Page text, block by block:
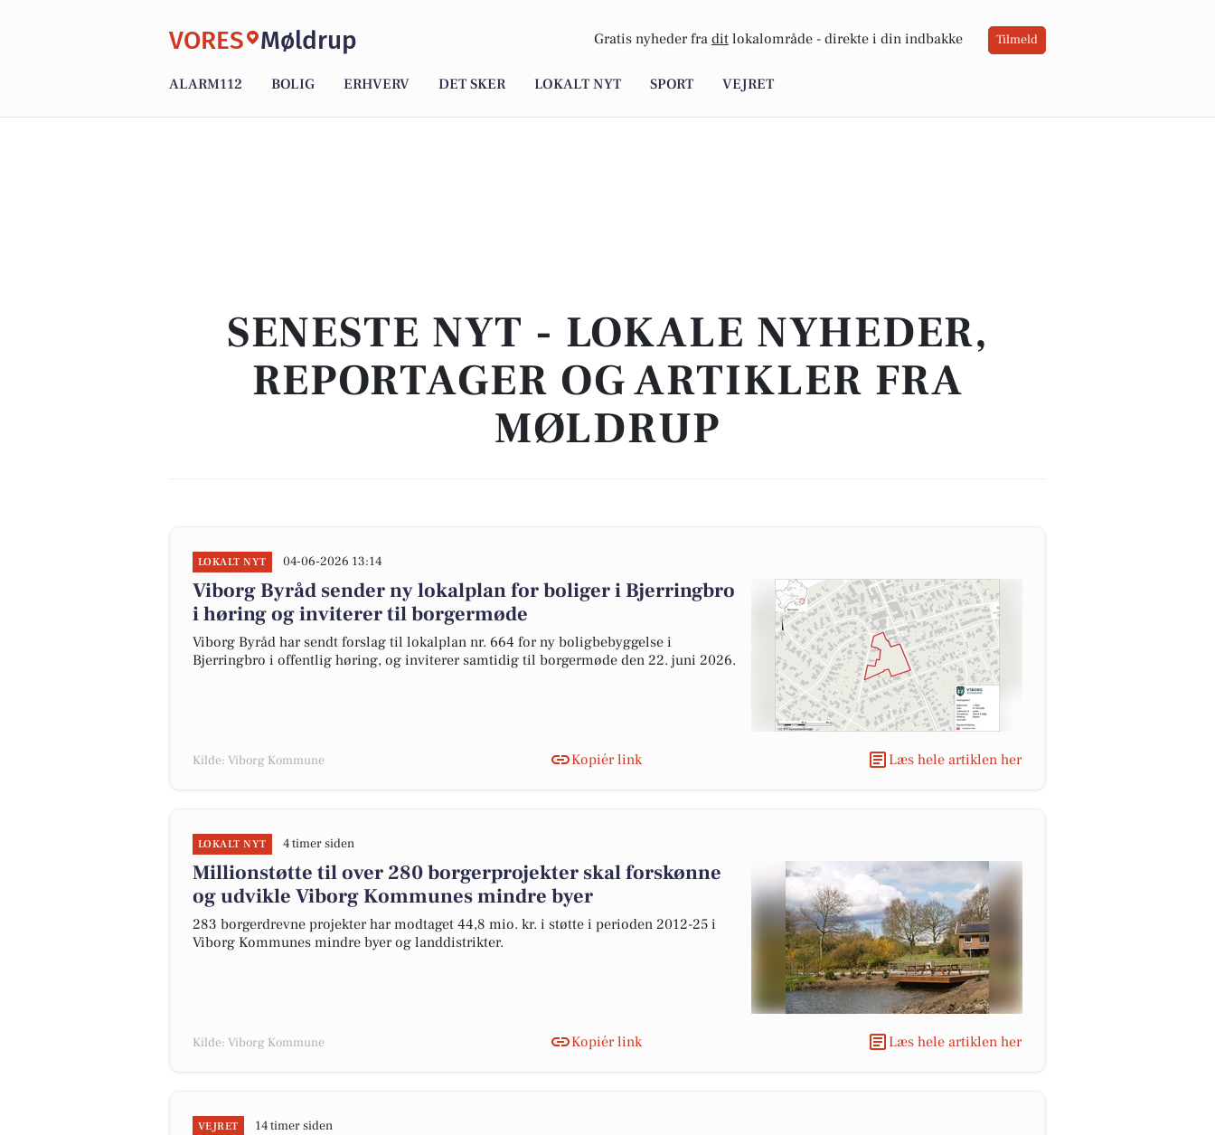
VORES Møldrup Gratis nyheder fra dit lokalområde - direkte i din indbakke Tilmeld
ALARM112 BOLIG ERHVERV DET SKER LOKALT NYT SPORT VEJRET
SENESTE NYT - LOKALE NYHEDER,
REPORTAGER OG ARTIKLER FRA
MØLDRUP
LOKALT NYT 04-06-2026 13:14
Viborg Byråd sender ny lokalplan for boliger i Bjerringbro
i høring og inviterer til borgermøde
Viborg Byråd har sendt forslag til lokalplan nr. 664 for ny boligbebyggelse i
Bjerringbro i offentlig høring, og inviterer samtidig til borgermøde den 22. juni 2026.
Kilde: Viborg Kommune Kopiér link Læs hele artiklen her
LOKALT NYT 4 timer siden
Millionstøtte til over 280 borgerprojekter skal forskønne
og udvikle Viborg Kommunes mindre byer
283 borgerdrevne projekter har modtaget 44,8 mio. kr. i støtte i perioden 2012-25 i
Viborg Kommunes mindre byer og landdistrikter.
Kilde: Viborg Kommune Kopiér link Læs hele artiklen her
VEJRET 14 timer siden